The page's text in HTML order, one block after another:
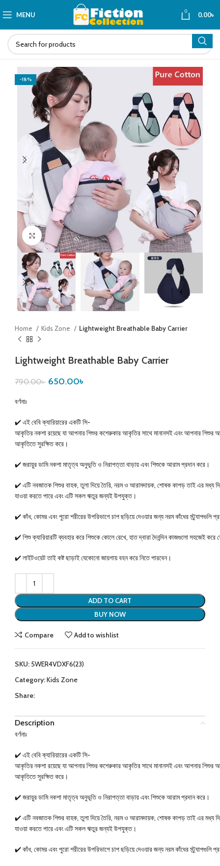
MENU 0 0.00৳
-18%
Click to enlarge
Home Kids Zone Lightweight Breathable Baby Carrier
Lightweight Breathable Baby Carrier
790.00৳ 650.00৳
বর্ণনাঃ
✔️ এই বেবি ক্যারিয়ারের একটি সি-
আকৃতির নকশা রয়েছে যা আপনার শিশুর কশেরুকার আকৃতির সাথে মানানসই এবং আপনার শিশুর
আকৃতিতে সুরক্ষিত করে।
✔️ জরায়ুর ডামি নকশা মাতৃত্ব অনুভূতি ও নিরাপত্তা বাড়ায় এবং শিশুকে আরাম প্রদান করে।
✔️ এটি নবজাতক শিশুর বাহক, তুলা দিয়ে তৈরি, নরম ও আরামদায়ক, শোষক কাপড় তাই এর মধ্য
যাওয়া করতে পারে এবং এটি সকল ঋতুর জন্যই উপযুক্ত।
✔️ কাঁধ, কোমর এবং পুরো শরীরের উপরিভাগে চাপ ছড়িয়ে দেওয়ার জন্য নরম কাঁধের স্ট্র্যাপগুলি
✔️ শিশু ক্যারিয়ারটি ব্যবহার করে শিশুকে কোলে রেখে, হাত দ্বারা দৈনন্দিন কাজগুলো সহজেই করে
✔️ লাইটওয়েট তাই কষ্ট ছাড়াই যেকোনো জায়গায় বহন করে নিতে পারবেন।
ADD TO CART
BUY NOW
Compare Add to wishlist
SKU: 5WER4VDXF6(23)
Category:Kids Zone
Share:
Description
বর্ণনাঃ
✔️ এই বেবি ক্যারিয়ারের একটি সি-
আকৃতির নকশা রয়েছে যা আপনার শিশুর কশেরুকার আকৃতির সাথে মানানসই এবং আপনার শিশুর
আকৃতিতে সুরক্ষিত করে।
✔️ জরায়ুর ডামি নকশা মাতৃত্ব অনুভূতি ও নিরাপত্তা বাড়ায় এবং শিশুকে আরাম প্রদান করে।
✔️ এটি নবজাতক শিশুর বাহক, তুলা দিয়ে তৈরি, নরম ও আরামদায়ক, শোষক কাপড় তাই এর মধ্য
যাওয়া করতে পারে এবং এটি সকল ঋতুর জন্যই উপযুক্ত।
✔️ কাঁধ, কোমর এবং পুরো শরীরের উপরিভাগে চাপ ছড়িয়ে দেওয়ার জন্য নরম কাঁধের স্ট্র্যাপগুলি